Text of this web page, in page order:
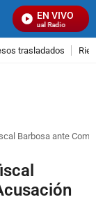
EN VIVO
Señal Visual Radio
trasladados
Barbosa ante